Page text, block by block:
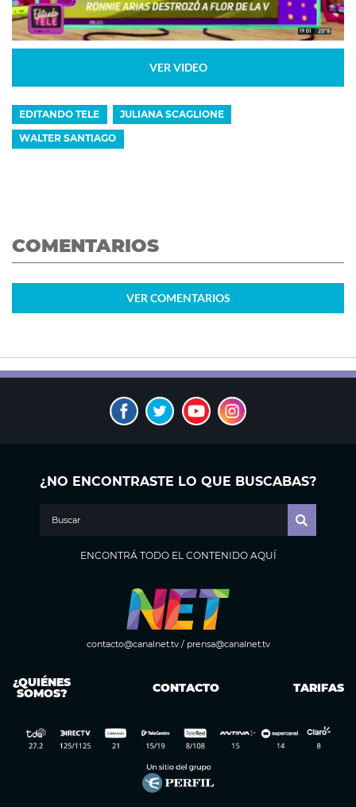
VER VIDEO
EDITANDO TELE JULIANA SCAGLIONE
WALTER SANTIAGO
COMENTARIOS
VER COMENTARIOS
¿NO ENCONTRASTE LO QUE BUSCABAS?
ENCONTRÁ TODO EL CONTENIDO AQUÍ
contacto@canalnet.tv/ prensa@canalnet.tv
¿QUIÉNES
SOMOS? CONTACTO TARIFAS